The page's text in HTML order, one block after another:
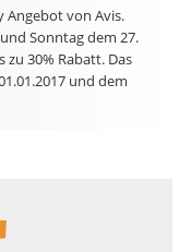
Angebot von Avis.
Sonntag dem 27.
30% Rabatt. Das
und dem